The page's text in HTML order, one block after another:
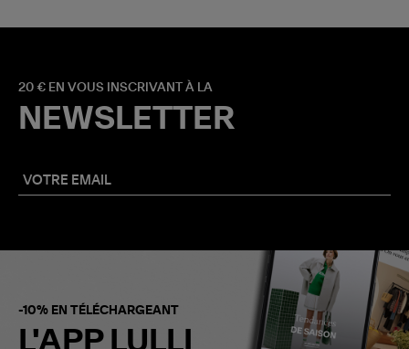
20 € EN VOUS INSCRIVANT À LA
NEWSLETTER
-10% EN TÉLÉCHARGEANT
L'APP LULLI